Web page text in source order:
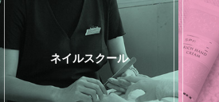
ネイルスクール